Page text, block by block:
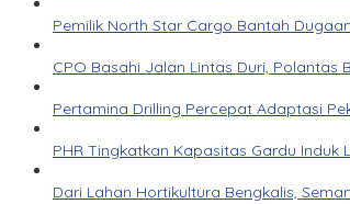
Pemilik North Star Cargo Bantah
CPO Basahi Jalan Lintas Duri, Polantas
Pertamina Drilling Percepat Adaptasi
PHR Tingkatkan Kapasitas Gardu Induk
Dari Lahan Hortikultura Bengkalis,